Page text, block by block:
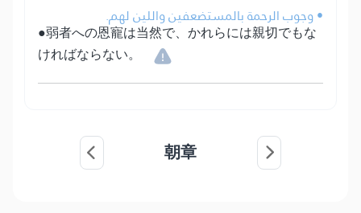
• وجوب الرحمة بالمستضعفين واللين لهم.
●弱者への恩寵は当然で、かれらには親切でもな
ければならない。
朝章